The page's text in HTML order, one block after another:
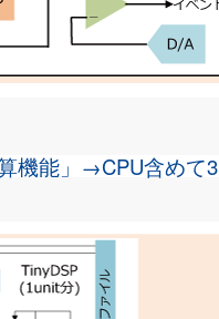
機能」→CPU含めて